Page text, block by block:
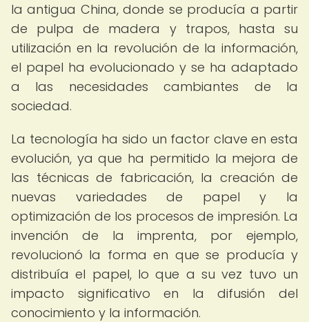
la antigua China, donde se producía a partir
de pulpa de madera y trapos, hasta su
utilización en la revolución de la información,
el papel ha evolucionado y se ha adaptado
a las necesidades cambiantes de la
sociedad.
La tecnología ha sido un factor clave en esta
evolución, ya que ha permitido la mejora de
las técnicas de fabricación, la creación de
nuevas variedades de papel y la
optimización de los procesos de impresión. La
invención de la imprenta, por ejemplo,
revolucionó la forma en que se producía y
distribuía el papel, lo que a su vez tuvo un
impacto significativo en la difusión del
conocimiento y la información.